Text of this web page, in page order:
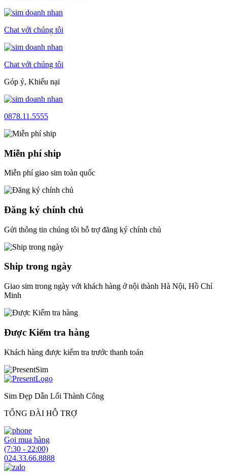
Chat với chúng tôi
Chat với chúng tôi
Góp ý, Khiếu nại
0878.11.5555
Miễn phí ship
Miễn phí giao sim toàn quốc
Đăng ký chính chủ
Gửi thông tin chúng tôi hỗ trợ đăng ký chính chủ
Ship trong ngày
Giao sim trong ngày với khách hàng ở nội thành Hà Nội, Hồ Chí
Minh
Được Kiểm tra hàng
Khách hàng được kiểm tra trước thanh toán
Sim Đẹp Dẫn Lối Thành Công
TỔNG ĐÀI HỖ TRỢ
Gọi mua hàng
(7:30 - 22:00)
024.33.66.8888